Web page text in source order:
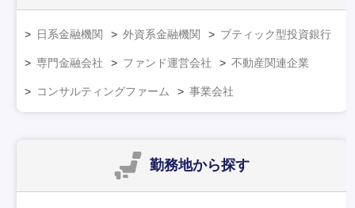
日系金融機関 外資系金融機関 ブティック型投資銀行
専門金融会社 ファンド運営会社 不動産関連企業
コンサルティングファーム 事業会社
勤務地から探す